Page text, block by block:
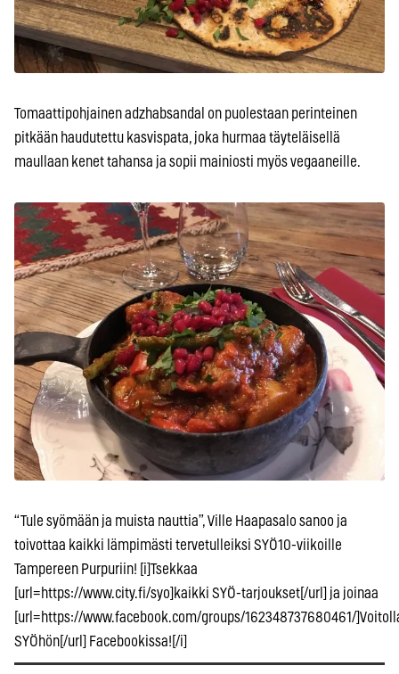
Tomaattipohjainen adzhabsandal on puolestaan perinteinen
pitkään haudutettu kasvispata, joka hurmaa täyteläisellä
maullaan kenet tahansa ja sopii mainiosti myös vegaaneille.
“Tule syömään ja muista nauttia”, Ville Haapasalo sanoo ja
toivottaa kaikki lämpimästi tervetulleiksi SYÖ10-viikoille
Tampereen Purpuriin! [i]Tsekkaa
[url=https://www.city.fi/syo]kaikki SYÖ-tarjoukset[/url] ja joinaa
[url=https://www.facebook.com/groups/162348737680461/
SYÖhön[/url] Facebookissa![/i]